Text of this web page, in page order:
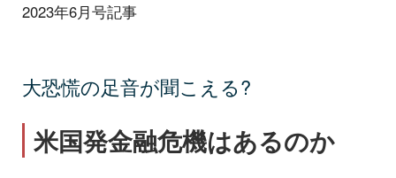
2023年6月号記事
大恐慌の足音が聞こえる?
米国発金融危機はあるのか